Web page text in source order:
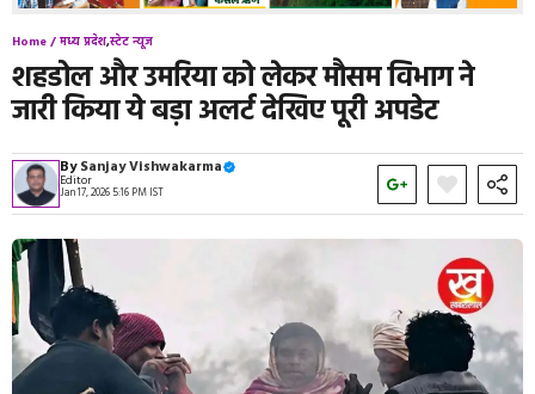
Home /मध्य प्रदेश,स्टेट न्यूज
शहडोल और उमरिया को लेकर मौसम विभाग ने
जारी किया ये बड़ा अलर्ट देखिए पूरी अपडेट
BySanjay Vishwakarma
Editor
Jan 17, 2026 5:16 PM IST